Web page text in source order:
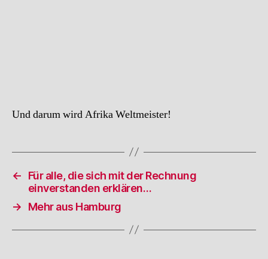
Und darum wird Afrika Weltmeister!
←
Für alle, die sich mit der Rechnung
einverstanden erklären…
→
Mehr aus Hamburg